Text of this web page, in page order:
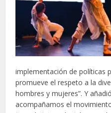
implementación de políticas
promueve el respeto a la
hombres y mujeres”. Y
acompañamos el